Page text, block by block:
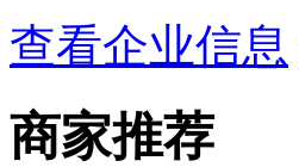
查看企业信息
商家推荐